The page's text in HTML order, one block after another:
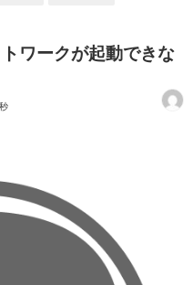
ワークが起動できな